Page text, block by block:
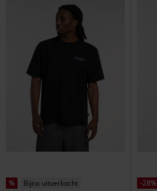
% Bijna uitverkocht -28%